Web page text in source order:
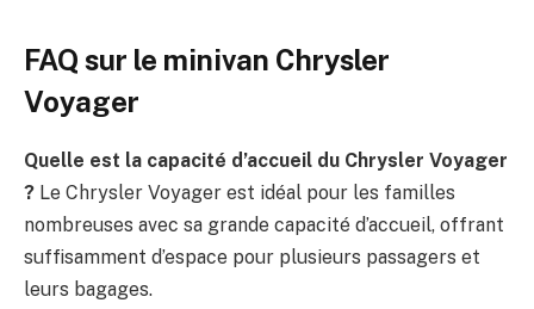
FAQ sur le minivan Chrysler
Voyager
Quelle est la capacité d’accueil du Chrysler Voyager
? Le Chrysler Voyager est idéal pour les familles
nombreuses avec sa grande capacité d’accueil, offrant
suffisamment d’espace pour plusieurs passagers et
leurs bagages.